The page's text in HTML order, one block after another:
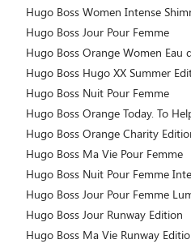
Hugo Boss Women Intense
Hugo Boss Jour Pour Femme
Hugo Boss Orange Women Eau
Hugo Boss Hugo XX Summer
Hugo Boss Nuit Pour Femme
Hugo Boss Orange Today. To
Hugo Boss Orange Charity
Hugo Boss Ma Vie Pour Femme
Hugo Boss Nuit Pour Femme
Hugo Boss Jour Pour Femme
Hugo Boss Jour Runway Edition
Hugo Boss Ma Vie Runway